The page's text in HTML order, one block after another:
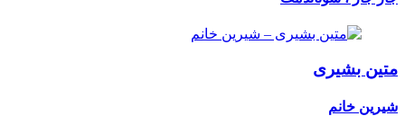
بشیری
خانم